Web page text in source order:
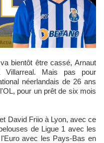
Villarreal. Mais pas pour
néerlandais de 26 ans
pour un prêt de six mois
David Friio à Lyon, avec ce
de Ligue 1 avec les
avec les Pays-Bas en